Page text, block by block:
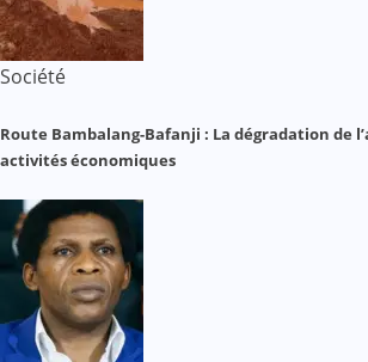
Société
Route Bambalang-Bafanji : La dégradation de
activités économiques